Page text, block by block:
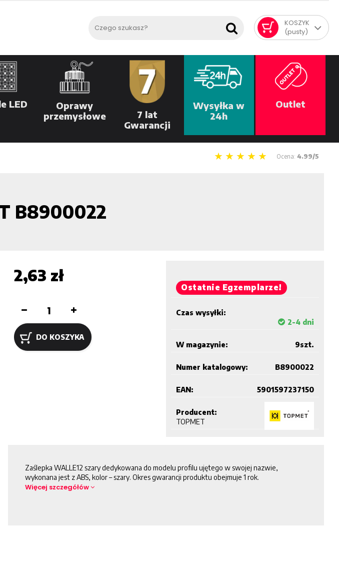
KOSZYK
(pusty)
LED
Oprawy
przemysłowe
7 lat
Gwarancji
Wysyłka w
24h
Outlet
Ocena: 4.99/5
B8900022
2,63 zł
DO KOSZYKA
Ostatnie Egzemplarze!
Czas wysyłki:
2-4 dni
W magazynie: szt.
9
Numer katalogowy: B8900022
EAN: 5901597237150
Producent:
TOPMET
Zaślepka WALLE12 szary dedykowana do modelu profilu ujętego w swojej nazwie,
wykonana jest z ABS, kolor – szary. Okres gwarancji produktu obejmuje 1 rok.
Więcej szczegółów